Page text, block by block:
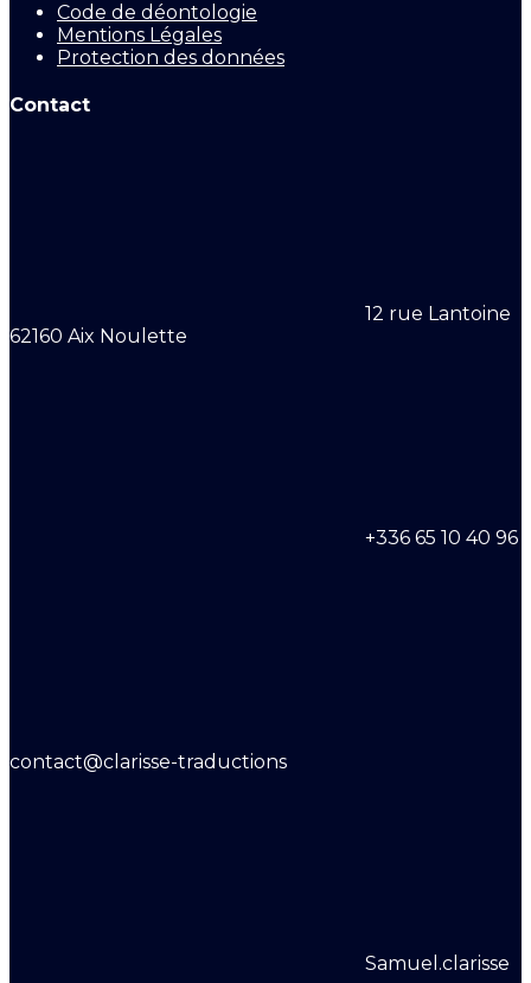
Code de déontologie
Mentions Légales
Protection des données
Contact
12 rue Lantoine
62160 Aix Noulette
+336 65 10 40 96
contact@clarisse-traductions
Samuel.clarisse